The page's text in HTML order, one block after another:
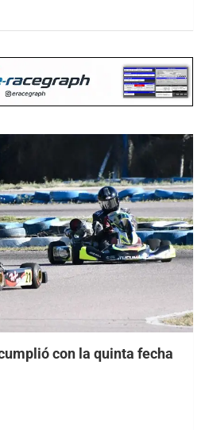
con la quinta fecha